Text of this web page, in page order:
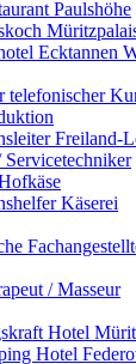
Paulshöhe
Ecktannen
telefonischer
Freiland-
Käserei
/ Masseur
Hotel
Hotel